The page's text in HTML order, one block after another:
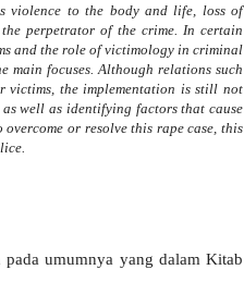
violence to the body and life, loss of
perpetrator of the crime. In certain
and the role of victimology in criminal
main focuses. Although relations such
victims, the implementation is still not
well as identifying factors that cause
or resolve this rape case, this
pada umumnya yang dalam Kitab